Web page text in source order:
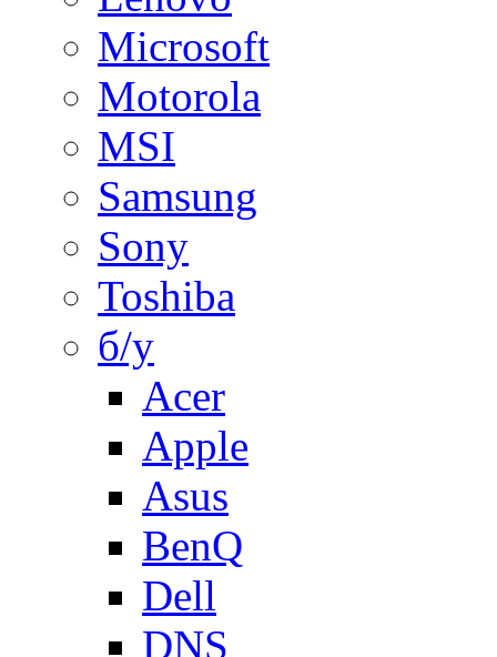
Microsoft
Motorola
MSI
Samsung
Sony
Toshiba
б/у
Acer
Apple
Asus
BenQ
Dell
DNS